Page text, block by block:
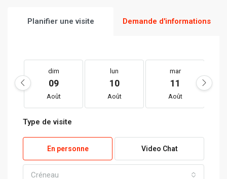
Planifier une visite Demande d'informations
dim
09
Août
lun
10
Août
mar
11
Août
Type de visite
En personne Video Chat
Créneau